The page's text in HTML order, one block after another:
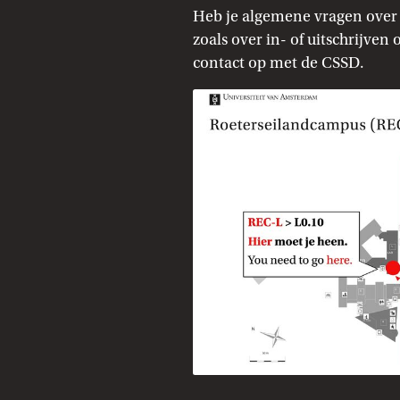
Heb je algemene vragen
zoals over in- of uitschrijven
contact op met de CSSD.